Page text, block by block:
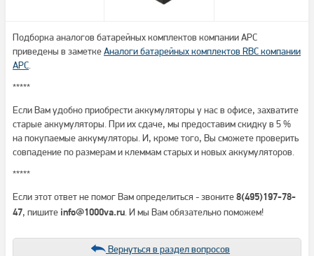
Подборка аналогов батарейных комплектов компании APC
приведены в заметкеАналоги батарейных комплектов RBC компании
APC.
*****
Если Вам удобно приобрести аккумуляторы у нас в офисе, захватите
старые аккумуляторы. При их сдаче, мы предоставим скидку в 5 %
на покупаемые аккумуляторы. И, кроме того, Вы сможете проверить
совпадение по размерам и клеммам старых и новых аккумуляторов.
*****
Если этот ответ не помог Вам определиться - звоните 8(495)197-78-
47, пишите info@1000va.ru. И мы Вам обязательно поможем!
Вернуться в раздел вопросов